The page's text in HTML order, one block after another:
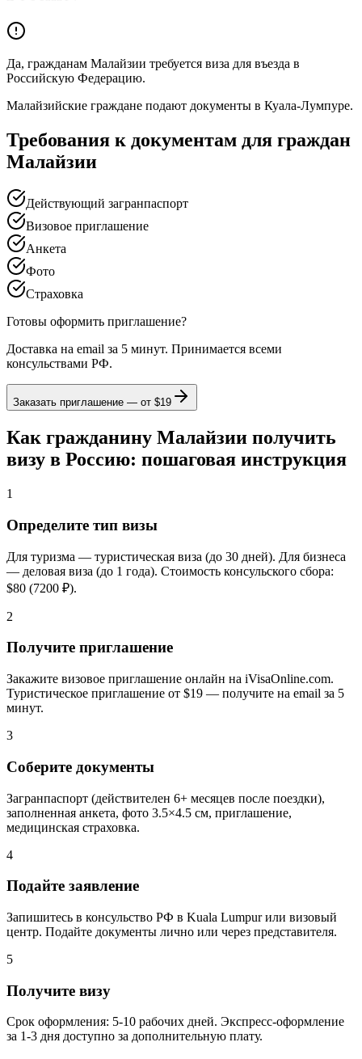
Да, гражданам Малайзии требуется виза для въезда в
Российскую Федерацию.
Малайзийские граждане подают документы в Куала-Лумпуре.
Требования к документам для граждан
Малайзии
Действующий загранпаспорт
Визовое приглашение
Анкета
Фото
Страховка
Готовы оформить приглашение?
Доставка на email за 5 минут. Принимается всеми
консульствами РФ.
Заказать приглашение — от $19
Как гражданину Малайзии получить
визу в Россию: пошаговая инструкция
1
Определите тип визы
Для туризма — туристическая виза (до 30 дней). Для бизнеса
— деловая виза (до 1 года). Стоимость консульского сбора:
$80 (7200 ₽).
2
Получите приглашение
Закажите визовое приглашение онлайн на iVisaOnline.com.
Туристическое приглашение от $19 — получите на email за 5
минут.
3
Соберите документы
Загранпаспорт (действителен 6+ месяцев после поездки),
заполненная анкета, фото 3.5×4.5 см, приглашение,
медицинская страховка.
4
Подайте заявление
Запишитесь в консульство РФ в Kuala Lumpur или визовый
центр. Подайте документы лично или через представителя.
5
Получите визу
Срок оформления: 5-10 рабочих дней. Экспресс-оформление
за 1-3 дня доступно за дополнительную плату.